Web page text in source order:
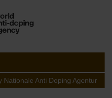
Nationale Anti Doping Agentur